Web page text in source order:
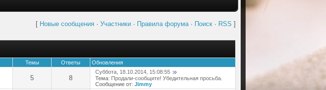
[ Новые сообщения · Участники · Правила форума· Поиск · RSS ]
Темы Ответы Обновления
5 8
Суббота, 18.10.2014, 15:08:55
Тема: Продали-сообщите! Убедительная просьба.
Сообщение от: Jimmy